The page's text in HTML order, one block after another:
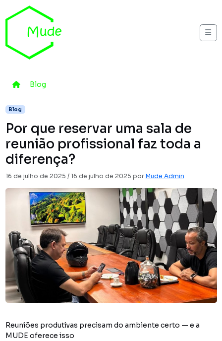
Skip to content
Home
Blog
Blog
Por que reservar uma sala de
reunião profissional faz toda a
diferença?
16 de julho de 2025 / 16 de julho de 2025 porMude Admin
Reuniões produtivas precisam do ambiente certo — e a
MUDE oferece isso